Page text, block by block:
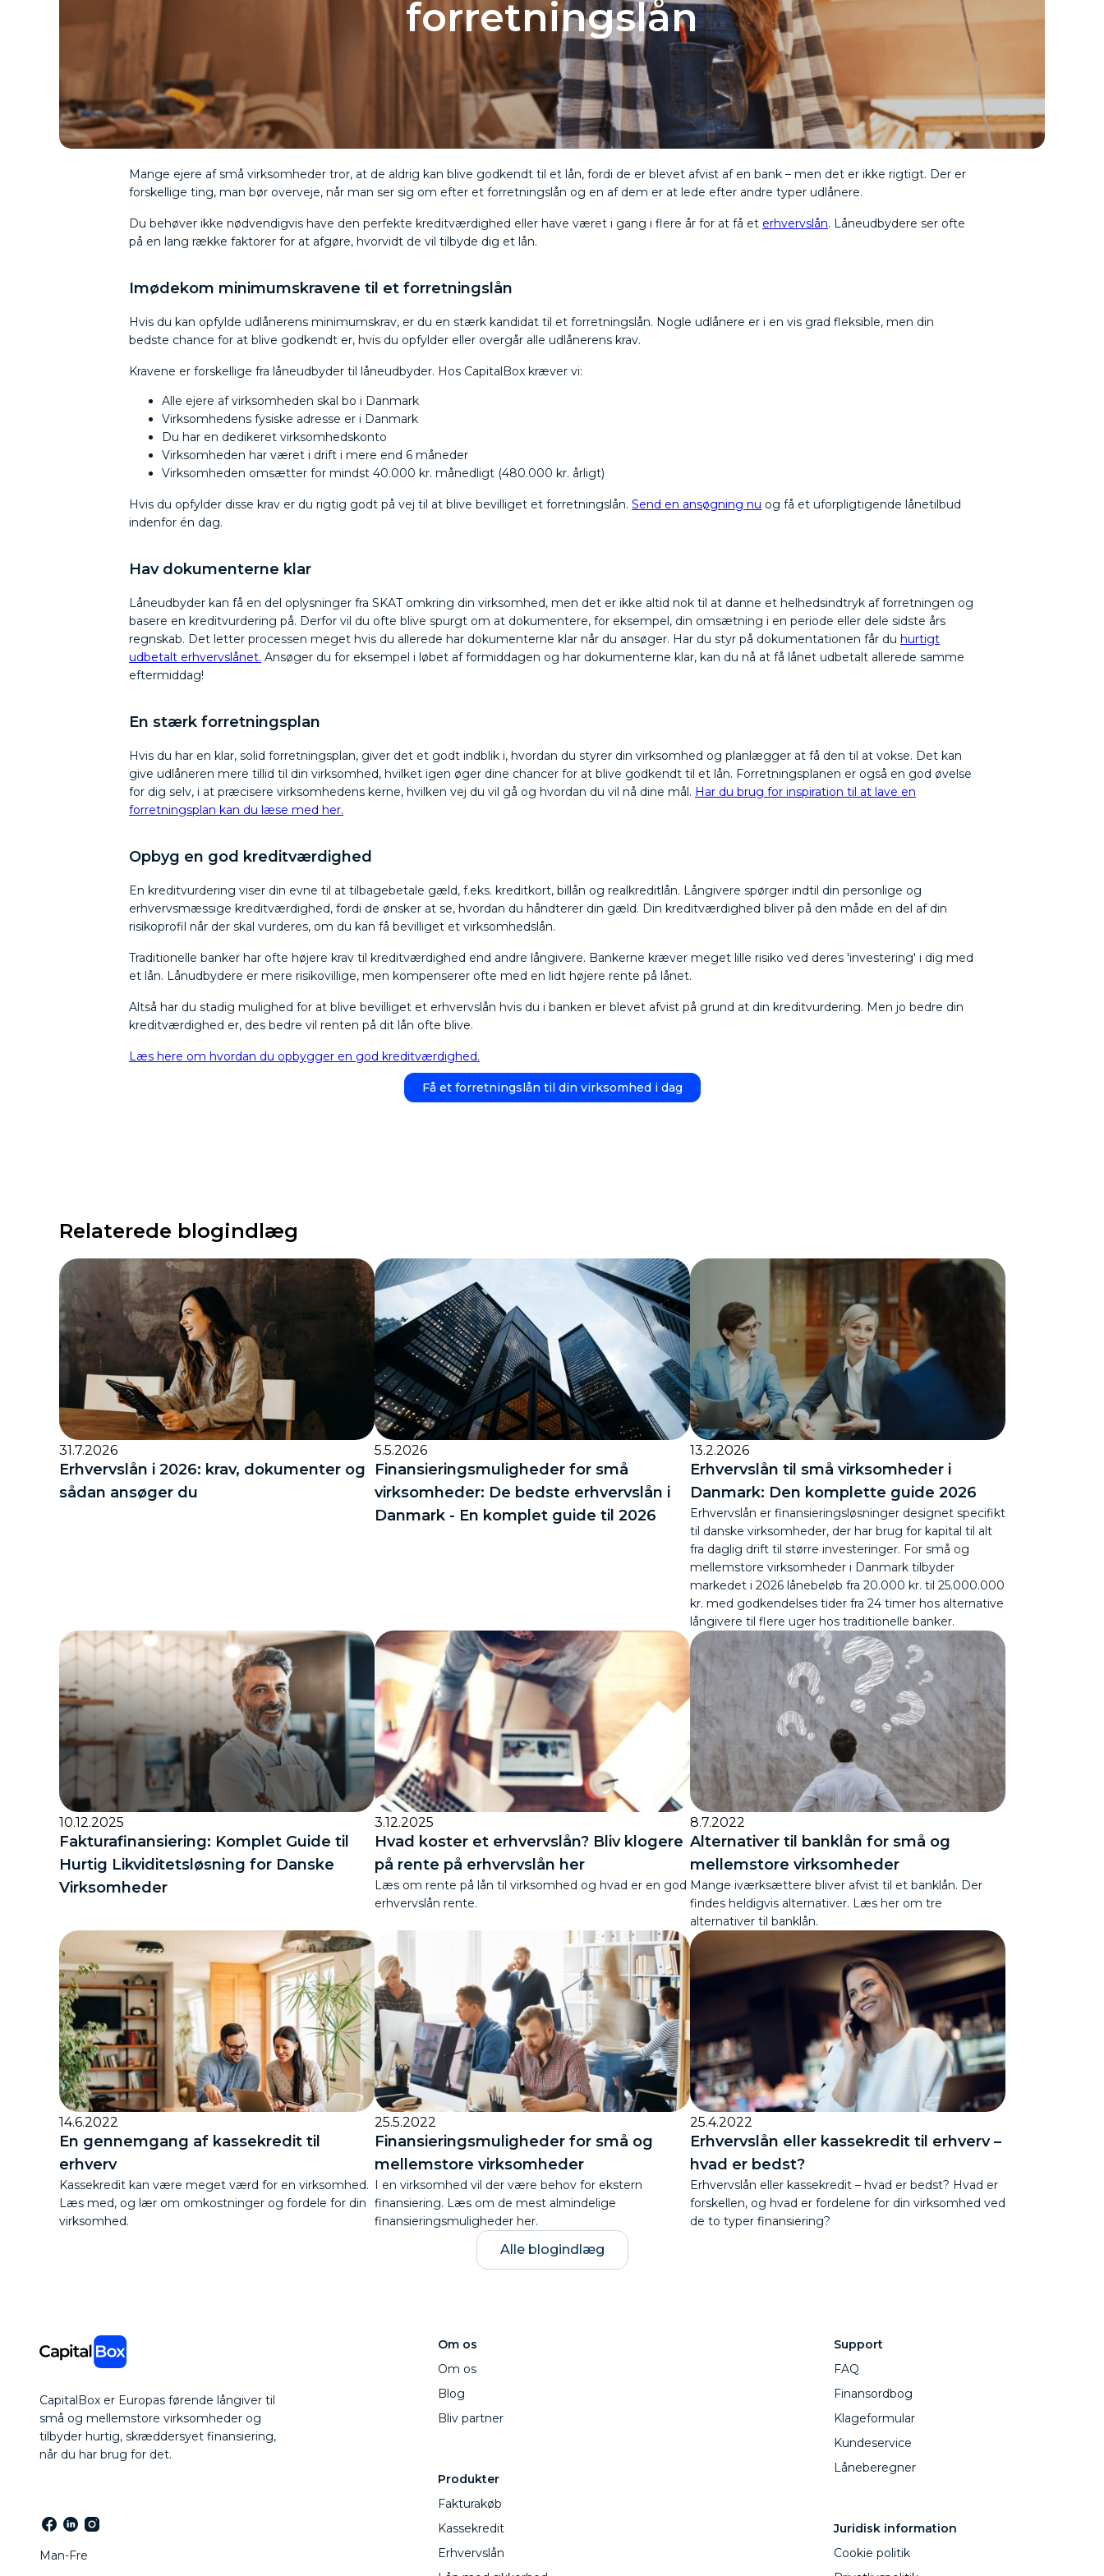
forretningslån
Mange ejere af små virksomheder tror, at de aldrig kan blive godkendt til et lån, fordi de er blevet afvist af en bank – men det er ikke rigtigt. Der er
forskellige ting, man bør overveje, når man ser sig om efter et forretningslån og en af dem er at lede efter andre typer udlånere.
Du behøver ikke nødvendigvis have den perfekte kreditværdighed eller have været i gang i flere år for at få et erhvervslån. Låneudbydere ser ofte
på en lang række faktorer for at afgøre, hvorvidt de vil tilbyde dig et lån.
Imødekom minimumskravene til et forretningslån
Hvis du kan opfylde udlånerens minimumskrav, er du en stærk kandidat til et forretningslån. Nogle udlånere er i en vis grad fleksible, men din
bedste chance for at blive godkendt er, hvis du opfylder eller overgår alle udlånerens krav.
Kravene er forskellige fra låneudbyder til låneudbyder. Hos CapitalBox kræver vi:
Alle ejere af virksomheden skal bo i Danmark
Virksomhedens fysiske adresse er i Danmark
Du har en dedikeret virksomhedskonto
Virksomheden har været i drift i mere end 6 måneder
Virksomheden omsætter for mindst 40.000 kr. månedligt (480.000 kr. årligt)
Hvis du opfylder disse krav er du rigtig godt på vej til at blive bevilliget et forretningslån. Send en ansøgning nu og få et uforpligtigende lånetilbud
indenfor én dag.
Hav dokumenterne klar
Låneudbyder kan få en del oplysninger fra SKAT omkring din virksomhed, men det er ikke altid nok til at danne et helhedsindtryk af forretningen og
basere en kreditvurdering på. Derfor vil du ofte blive spurgt om at dokumentere, for eksempel, din omsætning i en periode eller dele sidste års
regnskab. Det letter processen meget hvis du allerede har dokumenterne klar når du ansøger. Har du styr på dokumentationen får du hurtigt
udbetalt erhvervslånet. Ansøger du for eksempel i løbet af formiddagen og har dokumenterne klar, kan du nå at få lånet udbetalt allerede samme
eftermiddag!
En stærk forretningsplan
Hvis du har en klar, solid forretningsplan, giver det et godt indblik i, hvordan du styrer din virksomhed og planlægger at få den til at vokse. Det kan
give udlåneren mere tillid til din virksomhed, hvilket igen øger dine chancer for at blive godkendt til et lån. Forretningsplanen er også en god øvelse
for dig selv, i at præcisere virksomhedens kerne, hvilken vej du vil gå og hvordan du vil nå dine mål. Har du brug for inspiration til at lave en
forretningsplan kan du læse med her.
Opbyg en god kreditværdighed
En kreditvurdering viser din evne til at tilbagebetale gæld, f.eks. kreditkort, billån og realkreditlån. Långivere spørger indtil din personlige og
erhvervsmæssige kreditværdighed, fordi de ønsker at se, hvordan du håndterer din gæld. Din kreditværdighed bliver på den måde en del af din
risikoprofil når der skal vurderes, om du kan få bevilliget et virksomhedslån.
Traditionelle banker har ofte højere krav til kreditværdighed end andre långivere. Bankerne kræver meget lille risiko ved deres 'investering' i dig med
et lån. Lånudbydere er mere risikovillige, men kompenserer ofte med en lidt højere rente på lånet.
Altså har du stadig mulighed for at blive bevilliget et erhvervslån hvis du i banken er blevet afvist på grund at din kreditvurdering. Men jo bedre din
kreditværdighed er, des bedre vil renten på dit lån ofte blive.
Læs here om hvordan du opbygger en god kreditværdighed.
Få et forretningslån til din virksomhed i dag
Relaterede blogindlæg
31.7.2026
Erhvervslån i 2026: krav, dokumenter og
sådan ansøger du
5.5.2026
Finansieringsmuligheder for små
virksomheder: De bedste erhvervslån i
Danmark - En komplet guide til 2026
13.2.2026
Erhvervslån til små virksomheder i
Danmark: Den komplette guide 2026
Erhvervslån er finansieringsløsninger designet specifikt
til danske virksomheder, der har brug for kapital til alt
fra daglig drift til større investeringer. For små og
mellemstore virksomheder i Danmark tilbyder
markedet i 2026 lånebeløb fra 20.000 kr. til 25.000.000
kr. med godkendelses tider fra 24 timer hos alternative
långivere til flere uger hos traditionelle banker.
10.12.2025
Fakturafinansiering: Komplet Guide til
Hurtig Likviditetsløsning for Danske
Virksomheder
3.12.2025
Hvad koster et erhvervslån? Bliv klogere
på rente på erhvervslån her
Læs om rente på lån til virksomhed og hvad er en god
erhvervslån rente.
8.7.2022
Alternativer til banklån for små og
mellemstore virksomheder
Mange iværksættere bliver afvist til et banklån. Der
findes heldigvis alternativer. Læs her om tre
alternativer til banklån.
14.6.2022
En gennemgang af kassekredit til
erhverv
Kassekredit kan være meget værd for en virksomhed.
Læs med, og lær om omkostninger og fordele for din
virksomhed.
25.5.2022
Finansieringsmuligheder for små og
mellemstore virksomheder
I en virksomhed vil der være behov for ekstern
finansiering. Læs om de mest almindelige
finansieringsmuligheder her.
25.4.2022
Erhvervslån eller kassekredit til erhverv –
hvad er bedst?
Erhvervslån eller kassekredit – hvad er bedst? Hvad er
forskellen, og hvad er fordelene for din virksomhed ved
de to typer finansiering?
Alle blogindlæg
CapitalBox er Europas førende långiver til
små og mellemstore virksomheder og
tilbyder hurtig, skræddersyet finansiering,
når du har brug for det.
Man-Fre
Om os
Om os
Blog
Bliv partner
Produkter
Fakturakøb
Kassekredit
Erhvervslån
Support
FAQ
Finansordbog
Klageformular
Kundeservice
Låneberegner
Juridisk information
Cookie politik